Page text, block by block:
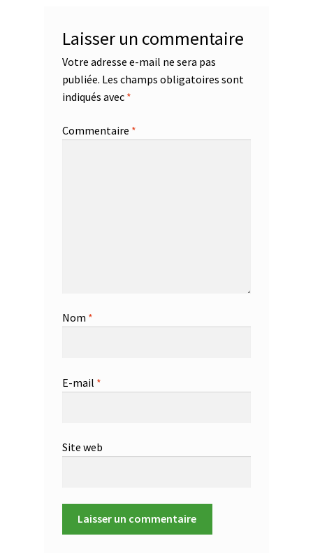
Laisser un commentaire
Votre adresse e-mail ne sera pas
publiée. Les champs obligatoires sont
indiqués avec *
Commentaire *
Nom *
E-mail *
Site web